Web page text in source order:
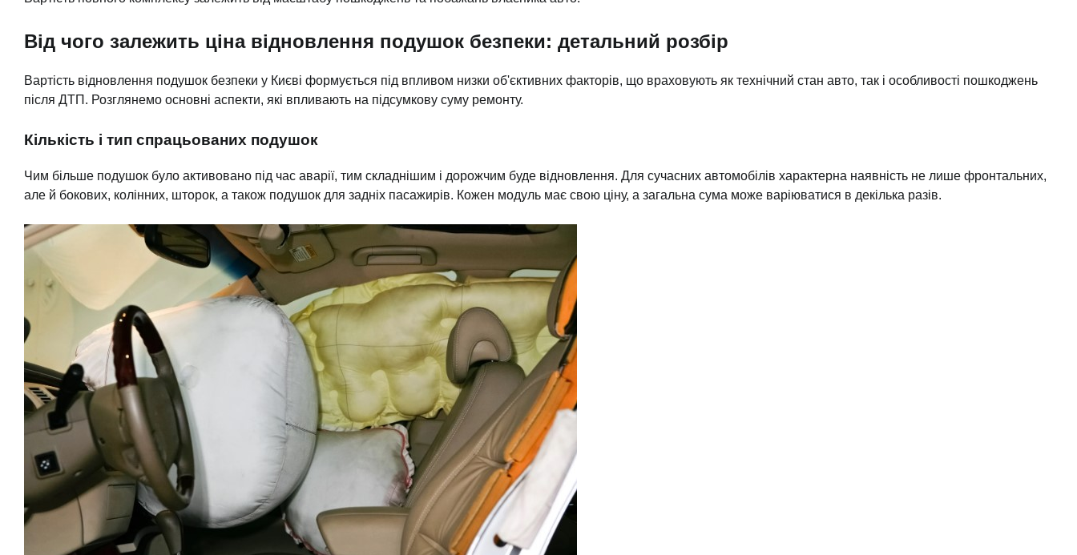
Від чого залежить ціна відновлення подушок безпеки: детальний розбір
Вартість відновлення подушок безпеки у Києві формується під впливом низки об'єктивних факторів, що враховують як технічний стан авто, так і особливості пошкоджень
після ДТП. Розглянемо основні аспекти, які впливають на підсумкову суму ремонту.
Кількість і тип спрацьованих подушок
Чим більше подушок було активовано під час аварії, тим складнішим і дорожчим буде відновлення. Для сучасних автомобілів характерна наявність не лише фронтальних,
але й бокових, колінних, шторок, а також подушок для задніх пасажирів. Кожен модуль має свою ціну, а загальна сума може варіюватися в декілька разів.